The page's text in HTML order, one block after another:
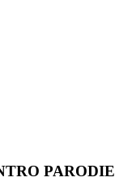
PARODIE